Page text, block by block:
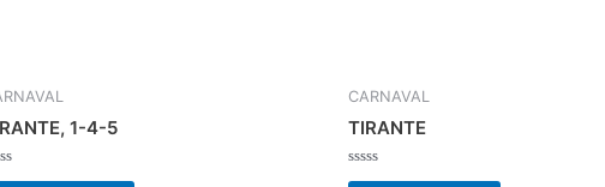
1-4-5
CARNAVAL
TIRANTE
Valorado